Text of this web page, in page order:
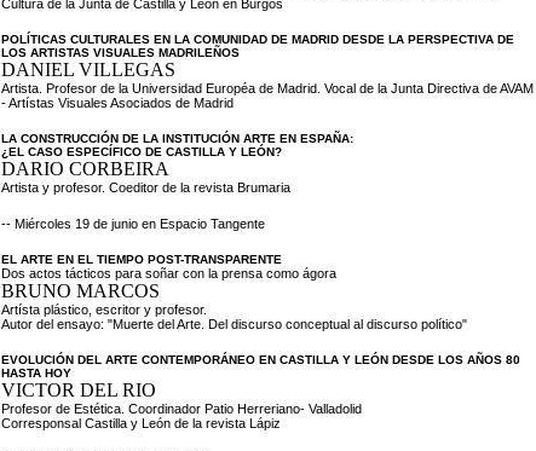
Cultura de la Junta de Castilla y León en Burgos
POLÍTICAS CULTURALES EN LA COMUNIDAD DE MADRID DESDE LA PERSPECTIVA DE
LOS ARTISTAS VISUALES MADRILEÑOS
DANIEL VILLEGAS
Artista. Profesor de la Universidad Européa de Madrid. Vocal de la Junta Directiva de AVAM
- Artístas Visuales Asociados de Madrid
LA CONSTRUCCIÓN DE LA INSTITUCIÓN ARTE EN ESPAÑA:
¿EL CASO ESPECÍFICO DE CASTILLA Y LEÓN?
DARIO CORBEIRA
Artista y profesor. Coeditor de la revista Brumaria
-- Miércoles 19 de junio en Espacio Tangente
EL ARTE EN EL TIEMPO POST-TRANSPARENTE
Dos actos tácticos para soñar con la prensa como ágora
BRUNO MARCOS
Artísta plástico, escritor y profesor.
Autor del ensayo: "Muerte del Arte. Del discurso conceptual al discurso político"
EVOLUCIÓN DEL ARTE CONTEMPORÁNEO EN CASTILLA Y LEÓN DESDE LOS AÑOS 80
HASTA HOY
VICTOR DEL RIO
Profesor de Estética. Coordinador Patio Herreriano- Valladolid
Corresponsal Castilla y León de la revista Lápiz